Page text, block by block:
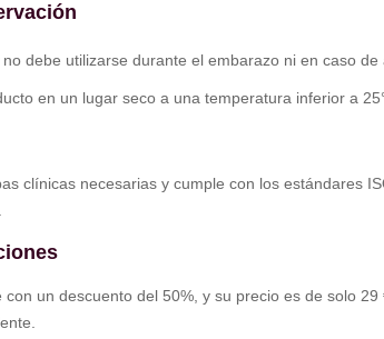
no debe utilizarse durante el embarazo ni en caso
en un lugar seco a una temperatura inferior a
clínicas necesarias y cumple con los estándares
un descuento del 50%, y su precio es de solo